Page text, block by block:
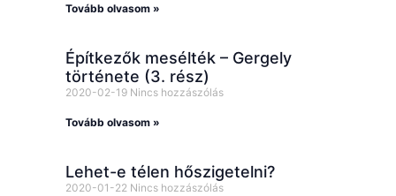
Tovább olvasom »
Építkezők mesélték – Gergely
története (3. rész)
2020-02-19 Nincs hozzászólás
Tovább olvasom »
Lehet-e télen hőszigetelni?
2020-01-22 Nincs hozzászólás